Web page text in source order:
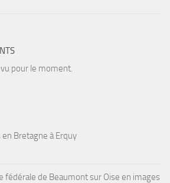
pour le moment.
Bretagne à Erquy
fédérale de Beaumont sur Oise en images